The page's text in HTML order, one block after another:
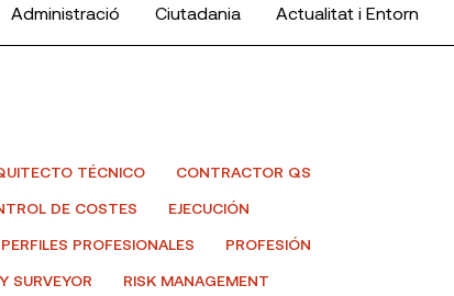
Administració Ciutadania Actualitat i Entorn
TÉCNICO
CONTRACTOR QS
DE COSTES
EJECUCIÓN
PERFILES PROFESIONALES
PROFESIÓN
SURVEYOR
RISK MANAGEMENT